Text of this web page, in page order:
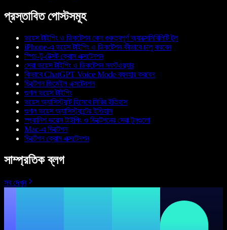
প্রস্তাবিত পোস্টসমূহ
ভয়েস টাইপিং ও ডিকটেশন কেন গুরুত্বপূর্ণ অ্যাক্সেসিবিলিটি টুল
iPhone-এ ভয়েস টাইপিং ও ডিকটেশন কীভাবে চালু করবেন
স্পিচ-টু-টেক্সট ক্রোম এক্সটেনশন
সেরা ভয়েস টাইপিং ও ডিকটেশন সফটওয়্যার
কিভাবে ChatGPT Voice Mode ব্যবহার করবেন
ডিক্টেশন জিমেইল এক্সটেনশন
গুগল ভয়েস টাইপিং
ভয়েস অ্যাসিস্ট্যান্ট হিসেবে সিরির ইতিহাস
গুগল ভয়েস অ্যাসিস্ট্যান্টের ইতিহাস
স্প্যানিশ ভয়েস টাইপিং ও ডিক্টেশনের সেরা টুলগুলো
Mac-এ ডিক্টেশন
ডিক্টেশন ক্রোম এক্সটেনশন
সাম্প্রতিক ব্লগ
সব দেখুন